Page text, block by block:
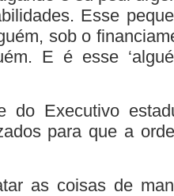
Esse
sob o
E é esse
do Executivo
para que a
as coisas de